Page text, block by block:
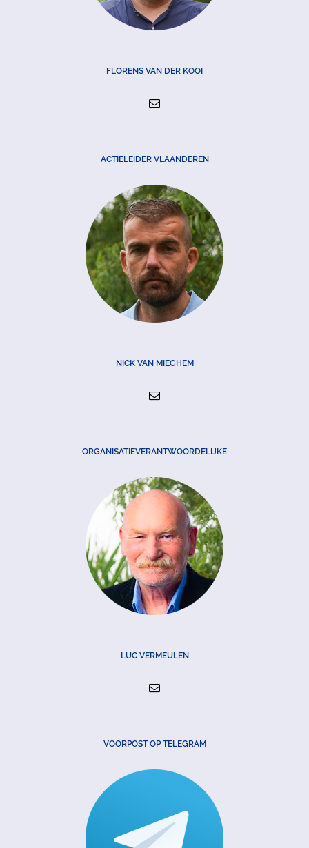
FLORENS VAN DER KOOI
ACTIELEIDER VLAANDEREN
NICK VAN MIEGHEM
ORGANISATIEVERANTWOORDELIJKE
LUC VERMEULEN
VOORPOST OP TELEGRAM